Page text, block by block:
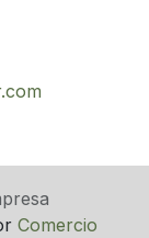
Comercio